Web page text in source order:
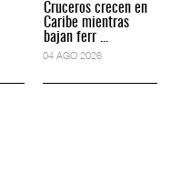
Cruceros crecen en
Caribe mientras
bajan ferr ...
04 AGO 2026